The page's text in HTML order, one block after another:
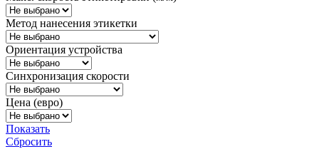
Метод нанесения этикетки
Ориентация устройства
Синхронизация скорости
Цена (евро)
Показать
Сбросить